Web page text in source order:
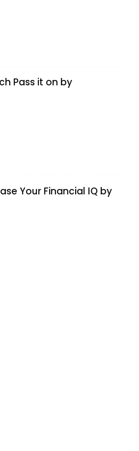
Pass it on by
Your Financial IQ by